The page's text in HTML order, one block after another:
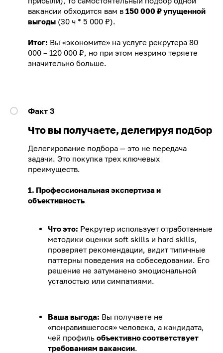
вакансии обходится вам в 150 000 ₽ упущенной
выгоды (30 ч * 5 000 ₽).
Итог: Вы «экономите» на услуге рекрутера 80
000 – 120 000 ₽, но при этом незримо теряете
значительно больше.
Факт 3
Что вы получаете, делегируя подбор
Делегирование подбора — это не передача
задачи. Это покупка трех ключевых
преимуществ.
1. Профессиональная экспертиза и
объективность
Что это: Рекрутер использует отработанные
методики оценки soft skills и hard skills,
проверяет рекомендации, видит типичные
паттерны поведения на собеседовании. Его
решение не затуманено эмоциональной
усталостью или симпатиями.
Ваша выгода: Вы получаете не
«понравившегося» человека, а кандидата,
чей профиль объективно соответствует
требованиям вакансии.